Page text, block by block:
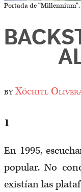
Portada de “Millennium”,
byXóchitl
1
En 1995,
popular. No
existían las